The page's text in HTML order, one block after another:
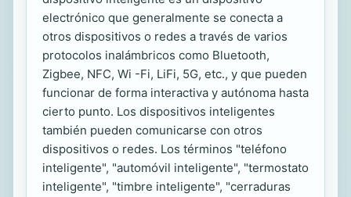
electrónico que generalmente se conecta a
otros dispositivos o redes a través de varios
protocolos inalámbricos como Bluetooth,
Zigbee, NFC, Wi -Fi, LiFi, 5G, etc., y que pueden
funcionar de forma interactiva y autónoma hasta
cierto punto. Los dispositivos inteligentes
también pueden comunicarse con otros
dispositivos o redes. Los términos "teléfono
inteligente", "automóvil inteligente", "termostato
inteligente", "timbre inteligente", "cerraduras